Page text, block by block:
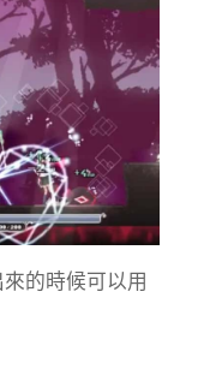
的時候可以用